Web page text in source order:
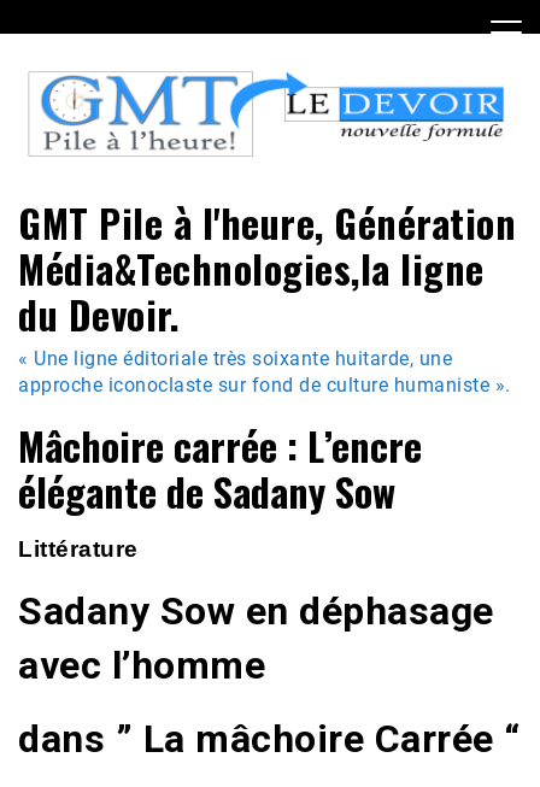
to
content
GMT Pile à l'heure, Génération
Média&Technologies,la ligne
du Devoir.
« Une ligne éditoriale très soixante huitarde, une
approche iconoclaste sur fond de culture humaniste ».
Mâchoire carrée : L’encre
élégante de Sadany Sow
Littérature
Sadany Sow en déphasage
avec l’homme
dans ” La mâchoire Carrée “